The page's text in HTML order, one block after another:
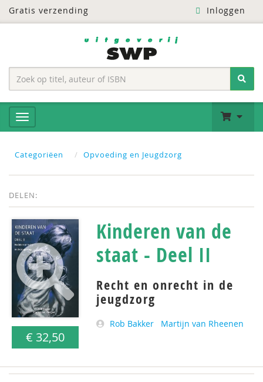
Gratis verzending Inloggen
Categoriëen Opvoeding en Jeugdzorg
DELEN:
€ 32,50
Kinderen van de
staat - Deel II
Recht en onrecht in de
jeugdzorg
Rob Bakker Martijn van Rheenen